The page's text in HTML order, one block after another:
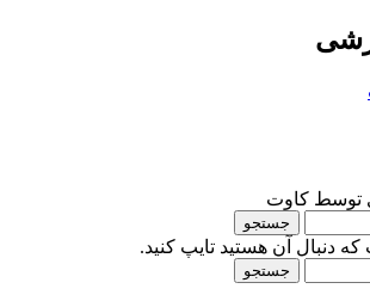
توسط کاوت
جستجو
دنبال آن هستید تایپ کنید.
جستجو